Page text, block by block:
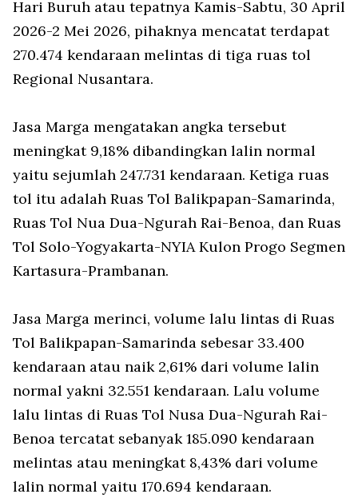
Hari Buruh atau tepatnya Kamis-Sabtu, 30 April
2026-2 Mei 2026, pihaknya mencatat terdapat
270.474 kendaraan melintas di tiga ruas tol
Regional Nusantara.
Jasa Marga mengatakan angka tersebut
meningkat 9,18% dibandingkan lalin normal
yaitu sejumlah 247.731 kendaraan. Ketiga ruas
tol itu adalah Ruas Tol Balikpapan-Samarinda,
Ruas Tol Nua Dua-Ngurah Rai-Benoa, dan Ruas
Tol Solo-Yogyakarta-NYIA Kulon Progo Segmen
Kartasura-Prambanan.
Jasa Marga merinci, volume lalu lintas di Ruas
Tol Balikpapan-Samarinda sebesar 33.400
kendaraan atau naik 2,61% dari volume lalin
normal yakni 32.551 kendaraan. Lalu volume
lalu lintas di Ruas Tol Nusa Dua-Ngurah Rai-
Benoa tercatat sebanyak 185.090 kendaraan
melintas atau meningkat 8,43% dari volume
lalin normal yaitu 170.694 kendaraan.